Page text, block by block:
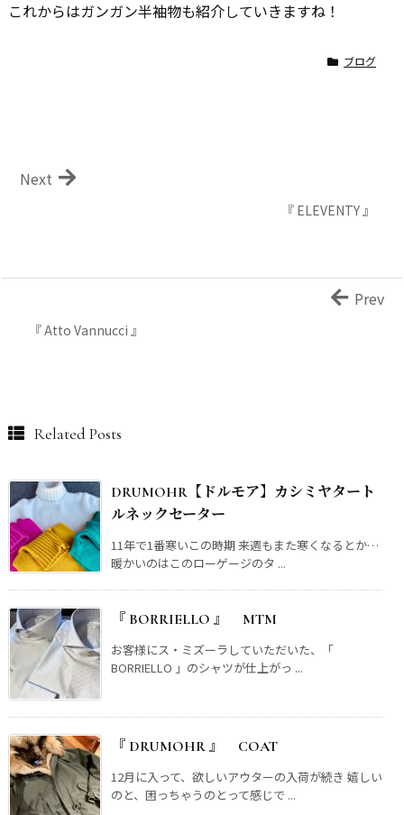
これからはガンガン半袖物も紹介していきますね！
ブログ
『 ELEVENTY 』
Next
『 Atto Vannucci 』
Prev
Related Posts
DRUMOHR【ドルモア】カシミヤタート
ルネックセーター
11年で1番寒いこの時期 来週もまた寒くなるとか…
暖かいのはこのローゲージのタ ...
『 BORRIELLO 』 MTM
お客様にス・ミズーラしていただいた、「
BORRIELLO 」のシャツが仕上がっ ...
『 DRUMOHR 』 COAT
12月に入って、欲しいアウターの入荷が続き 嬉しい
のと、困っちゃうのとって感じで ...